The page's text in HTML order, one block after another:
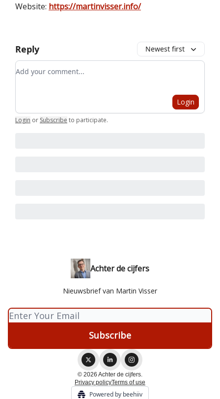
Website: https://martinvisser.info/
Reply Newest first
Add your comment
Login
Login or Subscribe to participate.
Achter de cijfers
Nieuwsbrief van Martin Visser
© 2026 Achter de cijfers.
Privacy policyTerms of use
Powered by beehiiv